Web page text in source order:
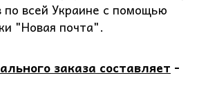
по всей Украине с помощью
"Новая почта".
заказа составляет -